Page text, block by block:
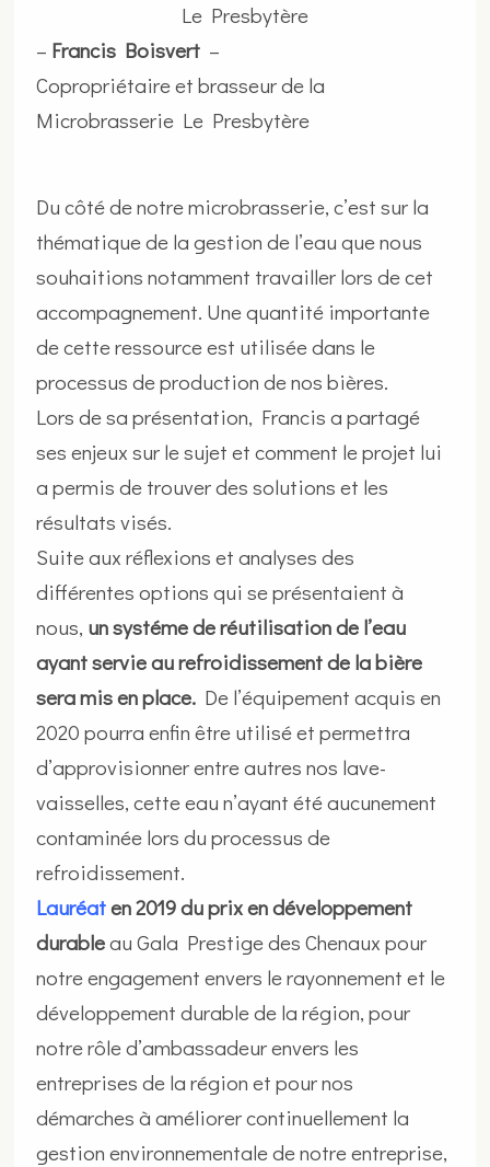
– Francis Boisvert –
Copropriétaire et brasseur de la
Microbrasserie Le Presbytère
Du côté de notre microbrasserie, c’est sur la
thématique de la gestion de l’eau que nous
souhaitions notamment travailler lors de cet
accompagnement. Une quantité importante
de cette ressource est utilisée dans le
processus de production de nos bières.
Lors de sa présentation, Francis a partagé
ses enjeux sur le sujet et comment le projet lui
a permis de trouver des solutions et les
résultats visés.
Suite aux réflexions et analyses des
différentes options qui se présentaient à
nous, un systéme de réutilisation de l’eau
ayant servie au refroidissement de la bière
sera mis en place. De l’équipement acquis en
2020 pourra enfin être utilisé et permettra
d’approvisionner entre autres nos lave-
vaisselles, cette eau n’ayant été aucunement
contaminée lors du processus de
refroidissement.
Lauréaten 2019 du prix en développement
durableau Gala Prestige des Chenaux pour
notre engagement envers le rayonnement et le
développement durable de la région, pour
notre rôle d’ambassadeur envers les
entreprises de la région et pour nos
démarches à améliorer continuellement la
gestion environnementale de notre entreprise,